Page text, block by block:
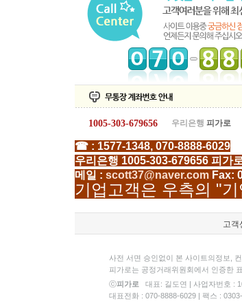
1005-303-679656 우리은행 피가로
☎ : 1577-1348, 070-8888-6029
우리은행 1005-303-679656 피가
메일 : scott37@naver.com Fax:
기업고객은 우측의 "
고객
사전 서면 승인없이 본 사이트의정보,
피가로는 공정거래위원회에서 인증한
ⓒ피가로
대표: 길도연 | 사업자번호 :
대표전화 : 070-8888-6029 | 팩스 :